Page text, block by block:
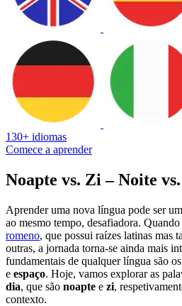
130+ idiomas
Comece a aprender
Noapte vs. Zi – Noite
Aprender uma nova língua pode ser
ao mesmo tempo, desafiadora.
romeno, que possui raízes latinas mas
outras, a jornada torna-se ainda mais
fundamentais de qualquer língua são
e espaço. Hoje, vamos explorar as
dia, que são noapte e zi,
contexto.